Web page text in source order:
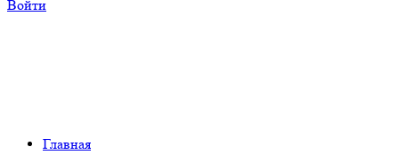
Войти
Главная